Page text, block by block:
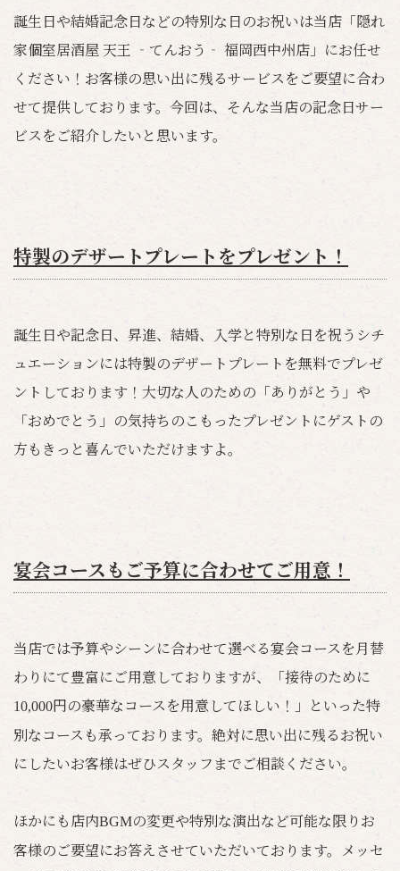
誕生日や結婚記念日などの特別な日のお祝いは当店「隠れ
家個室居酒屋 天王 ‐てんおう‐ 福岡西中州店 」にお任せ
ください！お客様の思い出に残るサービスをご要望に合わ
せて提供しております。今回は、そんな当店の記念日サー
ビスをご紹介したいと思います。
特製のデザートプレートをプレゼント！
誕生日や記念日、昇進、結婚、入学と特別な日を祝うシチ
ュエーションには特製のデザートプレートを無料でプレゼ
ントしております！大切な人のための「ありがとう」や
「おめでとう」の気持ちのこもったプレゼントにゲストの
方もきっと喜んでいただけますよ。
宴会コースもご予算に合わせてご用意！
当店では予算やシーンに合わせて選べる宴会コースを月替
わりにて豊富にご用意しておりますが、「接待のために
10,000円の豪華なコースを用意してほしい！」といった特
別なコースも承っております。絶対に思い出に残るお祝い
にしたいお客様はぜひスタッフまでご相談ください。
ほかにも店内BGMの変更や特別な演出など可能な限りお
客様のご要望にお答えさせていただいております。メッセ